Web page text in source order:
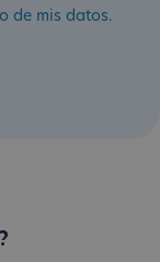
de mis datos.